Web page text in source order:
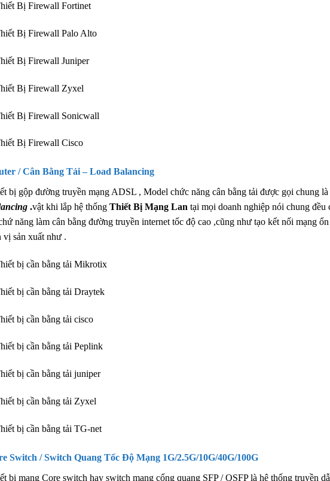
Bị Firewall Fortinet
Bị Firewall Palo Alto
Bị Firewall Juniper
Bị Firewall Zyxel
Bị Firewall Sonicwall
Bị Firewall Cisco
/ Cân Bằng Tải – Load Balancing
bị gộp đường truyền mạng ADSL , Model chức năng cân bằng tải được gọi chung là
.vật khi lắp hệ thống Thiết Bị Mạng Lan tại mọi doanh nghiệp nói chung
năng làm cân bằng đường truyền internet tốc độ cao ,cũng như tạo kết nối mạng
vị sản xuất như .
bị cần bằng tải Mikrotix
bị cần bằng tải Draytek
bị cần bằng tải cisco
bị cần bằng tải Peplink
bị cần bằng tải juniper
bị cần bằng tải Zyxel
bị cần bằng tải TG-net
Switch / Switch Quang Tốc Độ Mạng 1G/2.5G/10G/40G/100G
bị mạng Core switch hay switch mạng cổng quang SFP / QSFP là hệ thống truyền